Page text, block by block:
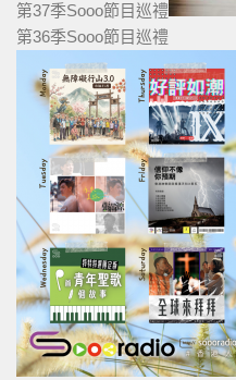
第37季Sooo節目巡禮
第36季Sooo節目巡禮